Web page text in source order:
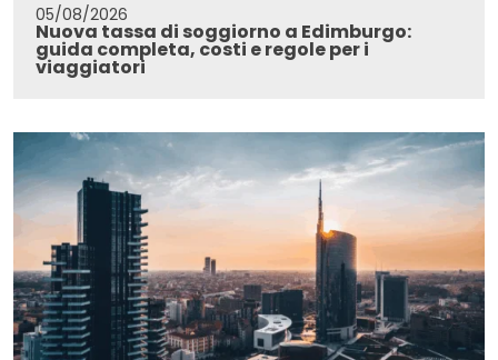
05/08/2026
Nuova tassa di soggiorno a Edimburgo:
guida completa, costi e regole per i
viaggiatori